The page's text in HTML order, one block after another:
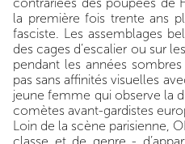
la première fois trente ans
fasciste. Les assemblages
des cages d’escalier ou sur
pendant les années
pas sans affinités visuelles
jeune femme qui observe la
comètes avant-gardistes
Loin de la scène parisienne,